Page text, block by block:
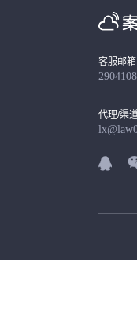
客服邮箱
代理/渠
